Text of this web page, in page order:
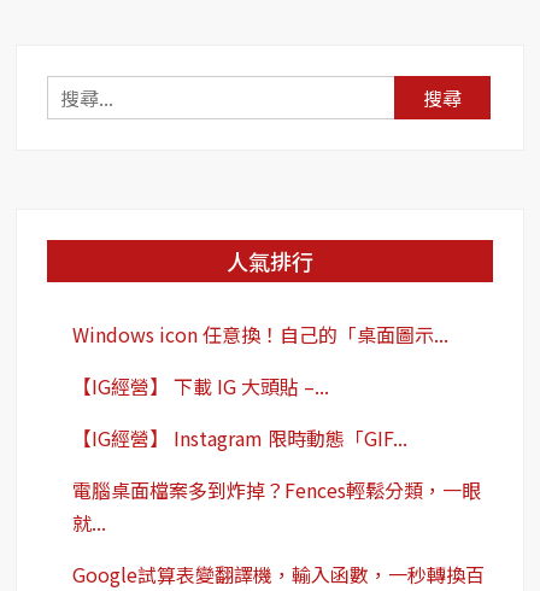
投
趣！
尋
人氣排行
Windows icon 任意換！自己的「桌面圖示...
【IG經營】 下載 IG 大頭貼 –...
【IG經營】 Instagram 限時動態「GIF...
電腦桌面檔案多到炸掉？Fences輕鬆分類，一眼
就...
Google試算表變翻譯機，輸入函數，一秒轉換百